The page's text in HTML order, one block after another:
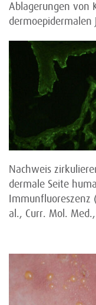
Ablagerungen von
dermoepidermalen
Nachweis
dermale Seite
al., Curr. Mol.